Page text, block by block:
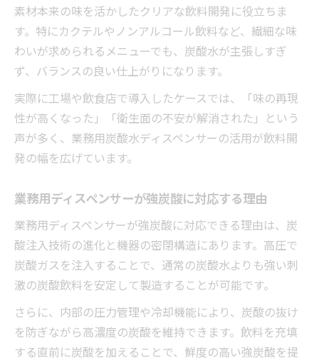
素材本来の味を活かしたクリアな飲料開発に役立ちま
す。特にカクテルやノンアルコール飲料など、繊細な味
わいが求められるメニューでも、炭酸水が主張しすぎ
ず、バランスの良い仕上がりになります。
実際に工場や飲食店で導入したケースでは、「味の再現
性が高くなった」「衛生面の不安が解消された」という
声が多く、業務用炭酸水ディスペンサーの活用が飲料開
発の幅を広げています。
業務用ディスペンサーが強炭酸に対応する理由
業務用ディスペンサーが強炭酸に対応できる理由は、炭
酸注入技術の進化と機器の密閉構造にあります。高圧で
炭酸ガスを注入することで、通常の炭酸水よりも強い刺
激の炭酸飲料を安定して製造することが可能です。
さらに、内部の圧力管理や冷却機能により、炭酸の抜け
を防ぎながら高濃度の炭酸を維持できます。飲料を充填
する直前に炭酸を加えることで、鮮度の高い強炭酸を提